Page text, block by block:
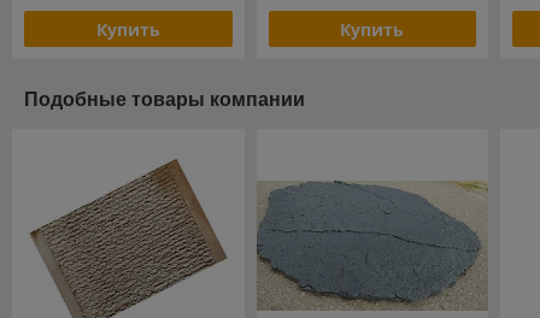
Купить Купить
Подобные товары компании